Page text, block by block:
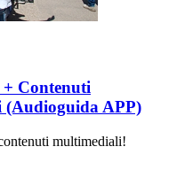
+ Contenuti
(Audioguida APP)
multimediali!